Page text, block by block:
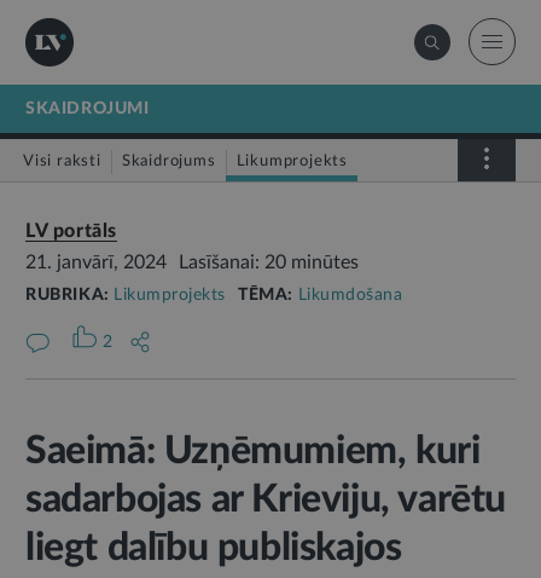
SKAIDROJUMI
Visi raksti Skaidrojums Likumprojekts
LV portāls
21. janvārī, 2024
Lasīšanai: 20 minūtes
RUBRIKA: Likumprojekts TĒMA: Likumdošana
2
Saeimā: Uzņēmumiem, kuri
sadarbojas ar Krieviju, varētu
liegt dalību publiskajos